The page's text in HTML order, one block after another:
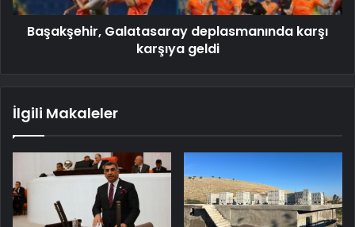
Başakşehir, Galatasaray deplasmanında karşı
karşıya geldi
İlgili Makaleler